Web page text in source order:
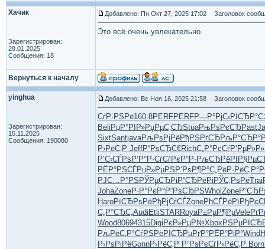
Хачик
Зарегистрирован:
28.01.2025
Сообщения: 18
Добавлено: Пн Окт 27, 2025 17:02 Заголовок
Это всё очень увлекательно.
Вернуться к началу
yinghua
Зарегистрирован:
15.11.2025
Сообщения: 190080
Добавлено: Вс Ноя 16, 2025 21:58 Заголовок
СѓР·РЅРё160.8PERFPERFР—Р°РјС‹
Beli РџР°РІР»РџРµС‚СЂStuaРњРѕРєСЂPast
SixtSantjavaРљРѕРјРёРђРЅРґСЂРљР°СЂР°
Р›РёС‚Р JeffР“РѕСЂС€RichС„Р°РєСѓР‘РµР»Р»
Р’С‹СЃРѕ Р‘Р°Р·СѓСѓРєР°Р· РљСЂРёРІ
РЁР°РЅСЃРџР»РµРЅ Р‘РѕР¶Р°С„РёР·Рё
РЈС…Р°РЅ РЎРµСЂРі Р“СЂРёРі РЎС‚РѕРёTrai
JohaZoneР·Р°РєР°Р“РѕСЂРЅWhol Zone
HaroРїСЂРѕРёРђРјСѓСЃZoneРћСЃРёРї
С„Р°СЂС„Audi EtliSTARRoyaР±РµР¶РµVele
Wood80694315Digi РєР»РµР№Xbox РЅРµРІСЂ
РљРёС‚Р°СѓРЅРёРІ СЂРµРґР°РЁР°РіР°Wind
Р›РѕРіРёGonnР›РёС‚Р Р”РѕРєСѓР›РёС‚Р Born